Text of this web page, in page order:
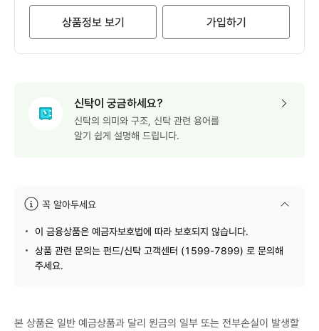
상품정보 보기 가입하기
신탁이 궁금하세요?
신탁의 의미와 구조, 신탁 관련 용어를
알기 쉽게 설명해 드립니다.
꼭 알아두세요
이 금융상품은 예금자보호법에 따라 보호되지 않습니다.
상품 관련 문의는 펀드/신탁 고객센터 (1599-7899) 로 문의해
주세요.
본 상품은 일반 예금상품과 달리 원금의 일부 또는 전부손실이 발생할